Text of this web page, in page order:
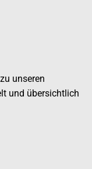
unseren
und übersichtlich